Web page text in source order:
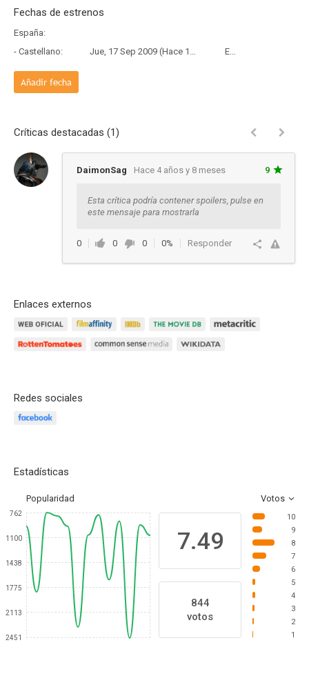
Fechas de estrenos
España:
- Castellano:
Jue, 17 Sep 2009 (Hace 16 años y 10 meses) Estreno
Añadir fecha
Críticas destacadas (1)
DaimonSag Hace 4 años y 8 meses 9
Esta crítica podría contener spoilers, pulse en
este mensaje para mostrarla
0 0 0 0% Responder
Enlaces externos
Redes sociales
Estadísticas
Popularidad Votos
762
1100
1438
1775
2113
2451
7.49
844
votos
10
9
8
7
6
5
4
3
2
1